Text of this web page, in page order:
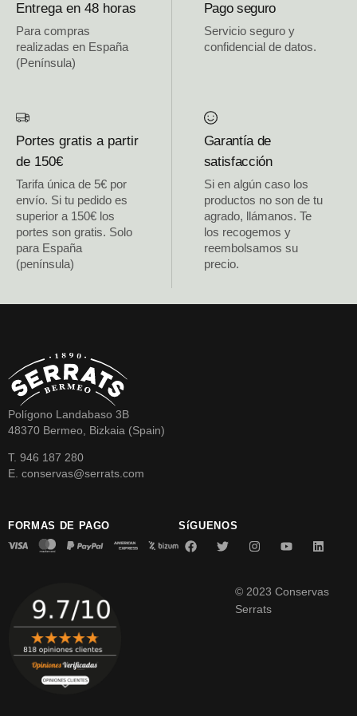
Entrega en 48 horas
Para compras
realizadas en España
(Península)
Pago seguro
Servicio seguro y
confidencial de datos.
Portes gratis a partir
de 150€
Tarifa única de 5€ por
envío. Si tu pedido es
superior a 150€ los
portes son gratis. Solo
para España
(península)
Garantía de
satisfacción
Si en algún caso los
productos no son de tu
agrado, llámanos. Te
los recogemos y
reembolsamos su
precio.
Polígono Landabaso 3B
48370 Bermeo, Bizkaia (Spain)
T. 946 187 280
E. conservas@serrats.com
FORMAS DE PAGO SíGUENOS
© 2023 Conservas
Serrats